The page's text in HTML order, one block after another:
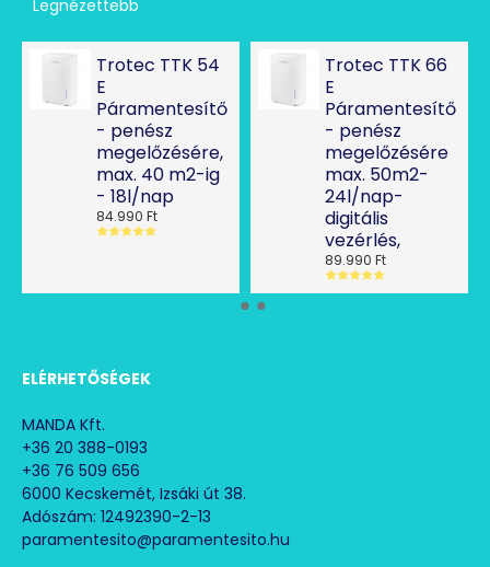
Legnézettebb
Trotec TTK 54
E
Páramentesítő
- penész
megelőzésére,
max. 40 m2-ig
- 18l/nap
84.990 Ft
Trotec TTK 66
E
Páramentesítő
- penész
megelőzésére
max. 50m2-
24l/nap-
digitális
vezérlés,
89.990 Ft
ELÉRHETŐSÉGEK
MANDA Kft.
+36 20 388-0193
+36 76 509 656
6000 Kecskemét, Izsáki út 38.
Adószám: 12492390-2-13
paramentesito@paramentesito.hu